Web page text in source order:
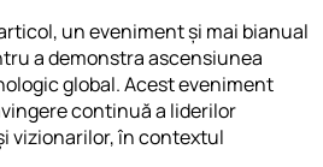
un eveniment și mai bianual
a demonstra ascensiunea
global. Acest eveniment
continuă a liderilor
vizionarilor, în contextul